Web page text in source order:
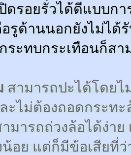
ดรอยรั่วได้ดีแบบก
รูด้านนอกยังไม่ได้
ระทบกระเทือนก็ส
สามารถปะได้โดยไ
ะไม่ต้องถอดกระทะ
ามารถถ่วงล้อได้ง่า
น้อย แต่ก็มีข้อเสียที่